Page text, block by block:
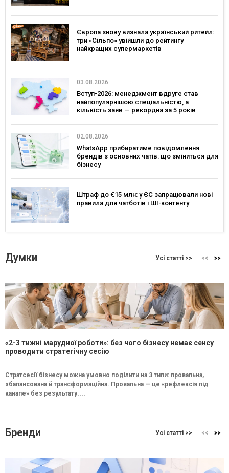
Європа знову визнала український ритейл:
три «Сільпо» увійшли до рейтингу
найкращих супермаркетів
03.08.2026
Вступ-2026: менеджмент вдруге став
найпопулярнішою спеціальністю, а
кількість заяв — рекордна за 5 років
02.08.2026
WhatsApp прибиратиме повідомлення
брендів з основних чатів: що зміниться для
бізнесу
Штраф до €15 млн: у ЄС запрацювали нові
правила для чатботів і ШІ-контенту
Думки Усі статті >>
«2-3 тижні марудної роботи»: без чого бізнесу немає сенсу
проводити стратегічну сесію
Стратсесії бізнесу можна умовно поділити на 3 типи: провальна,
збалансована й трансформаційна. Провальна — це «рефлексія під
канапе» без результату....
Бренди Усі статті >>